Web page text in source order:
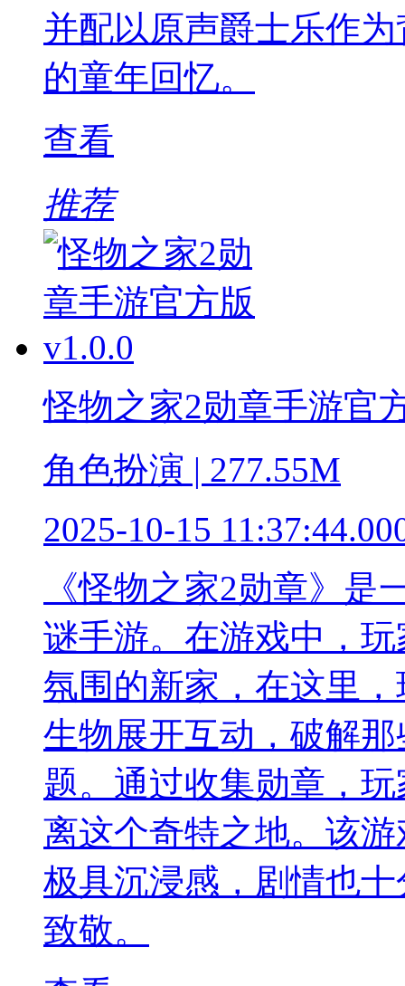
并配以原声爵士乐作
的童年回忆。
查看
推荐
怪物之家2勋章手游官
角色扮演 | 277.55M
2025-10-15
《怪物之家2勋章》是
谜手游。在游戏中，
氛围的新家，在这里
生物展开互动，破解
题。通过收集勋章，
离这个奇特之地。该
极具沉浸感，剧情也
致敬。